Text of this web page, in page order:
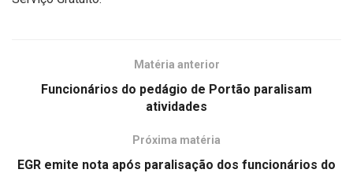
Matéria anterior
Funcionários do pedágio de Portão paralisam
atividades
Próxima matéria
EGR emite nota após paralisação dos funcionários do